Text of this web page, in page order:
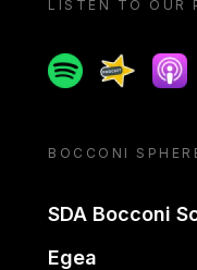
LISTEN TO OUR
SpotifySpreaker
BOCCONI
SDA Bocconi
Egea